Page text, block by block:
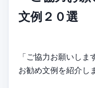
文例２０選
「ご協力お願いしま
お勧め文例を紹介し